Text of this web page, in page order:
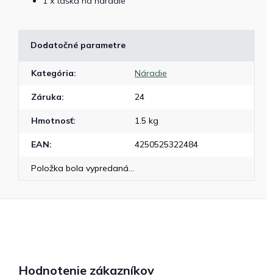
Dodatočné parametre
Kategória: Náradie
Záruka: 24
Hmotnosť: 1.5 kg
EAN: 4250525322484
Položka bola vypredaná…
Hodnotenie zákazníkov